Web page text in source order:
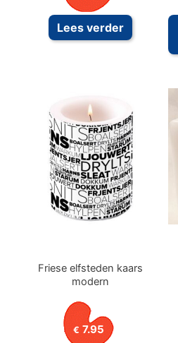
Lees verder
Friese elfsteden kaars
modern
€ 7.95